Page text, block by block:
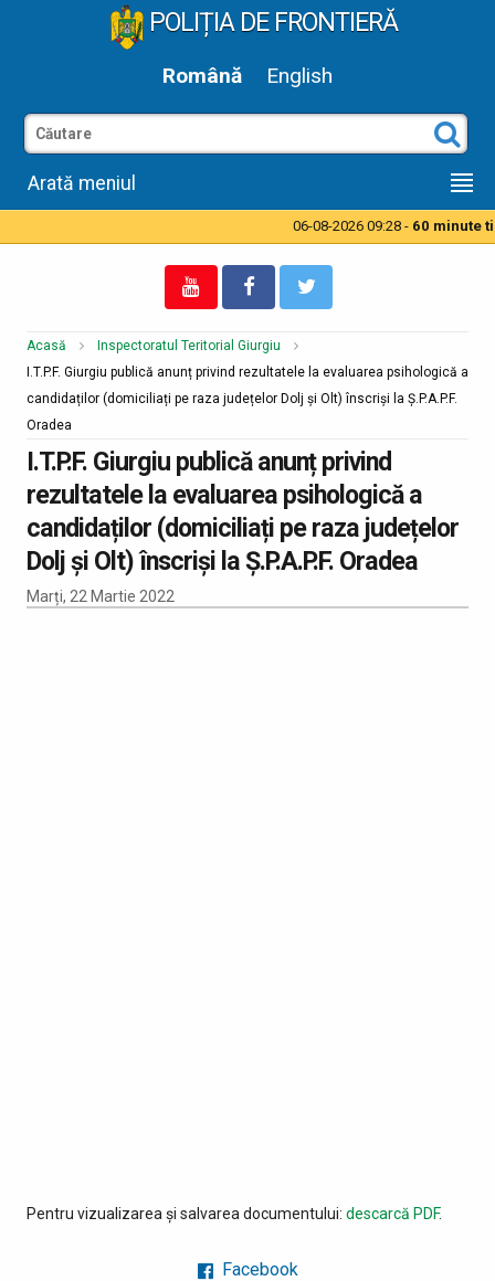
POLIȚIA DE FRONTIERĂ
Română English
Arată meniul
06-08-2026 09:28 - 60 minute
Acasă
Inspectoratul Teritorial Giurgiu
I.T.P.F. Giurgiu publică anunț privind rezultatele la evaluarea psihologică a
candidaților (domiciliați pe raza județelor Dolj și Olt) înscriși la Ș.P.A.P.F.
Oradea
I.T.P.F. Giurgiu publică anunț privind
rezultatele la evaluarea psihologică a
candidaților (domiciliați pe raza județelor
Dolj și Olt) înscriși la Ș.P.A.P.F. Oradea
Marți, 22 Martie 2022
Pentru vizualizarea și salvarea documentului: descarcă PDF.
Facebook